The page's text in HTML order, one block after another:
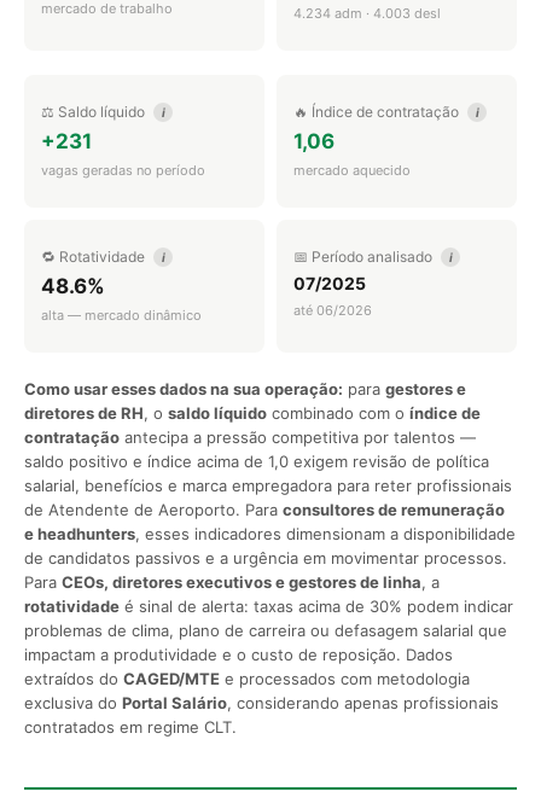
mercado de trabalho 4.234 adm · 4.003 desl
⚖️ Saldo líquido i
+231
vagas geradas no período
🔥 Índice de contratação i
1,06
mercado aquecido
🔁 Rotatividade i
48.6%
alta — mercado dinâmico
📅 Período analisado i
07/2025
até 06/2026
Como usar esses dados na sua operação: para gestores e
diretores de RH, o saldo líquido combinado com o índice de
contratação antecipa a pressão competitiva por talentos —
saldo positivo e índice acima de 1,0 exigem revisão de política
salarial, benefícios e marca empregadora para reter profissionais
de Atendente de Aeroporto. Para consultores de remuneração
e headhunters, esses indicadores dimensionam a disponibilidade
de candidatos passivos e a urgência em movimentar processos.
Para CEOs, diretores executivos e gestores de linha, a
rotatividade é sinal de alerta: taxas acima de 30% podem indicar
problemas de clima, plano de carreira ou defasagem salarial que
impactam a produtividade e o custo de reposição. Dados
extraídos do CAGED/MTE e processados com metodologia
exclusiva do Portal Salário, considerando apenas profissionais
contratados em regime CLT.